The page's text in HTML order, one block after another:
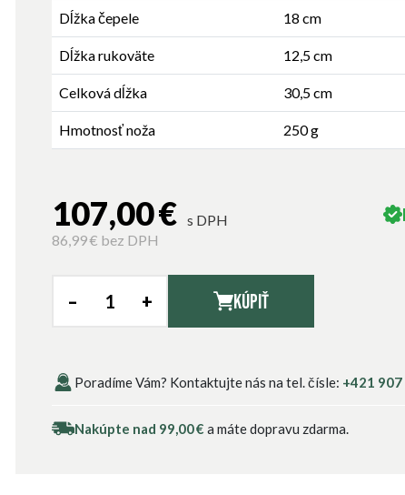
Dĺžka čepele 18 cm
Dĺžka rukoväte 12,5 cm
Celková dĺžka 30,5 cm
Hmotnosť noža 250 g
107,00 € s DPH
86,99 € bez DPH
– + Kúpiť
Poradíme Vám? Kontaktujte nás na tel. čísle: +421
Nakúpte nad 99,00 € a máte dopravu zdarma.